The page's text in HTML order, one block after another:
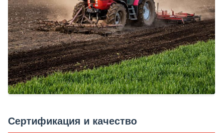
Сертификация и качество